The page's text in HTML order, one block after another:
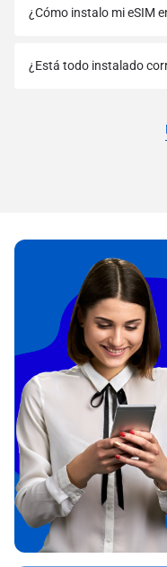
¿Cómo instalo mi eSIM
¿Está todo instalado